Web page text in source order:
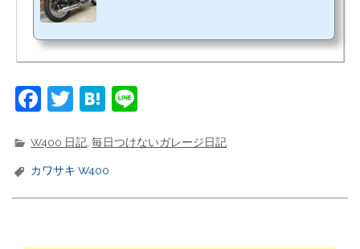
F
c
e
b
T
it
t
e
H
e
n
a
e
W400 日記 ,毎日つけないガレージ日記
カワサキ W400